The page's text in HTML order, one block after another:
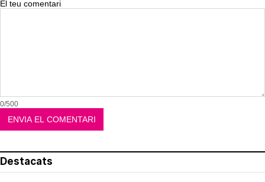
El teu comentari
0/500
Destacats